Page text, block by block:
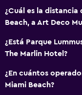
General
Ventana
Habitaciones
Piso de parquet o
Vista a punto de
Espacio de
¿Cuál es la distancia
Beach, a Art Deco
¿Está Parque
The Marlin Hotel?
¿En cuántos
Miami Beach?